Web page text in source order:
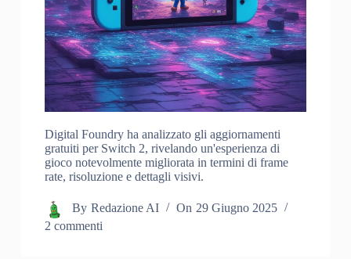
Digital Foundry ha analizzato gli aggiornamenti
gratuiti per Switch 2, rivelando un'esperienza di
gioco notevolmente migliorata in termini di frame
rate, risoluzione e dettagli visivi.
By Redazione AI On 29 Giugno 2025
2 commenti